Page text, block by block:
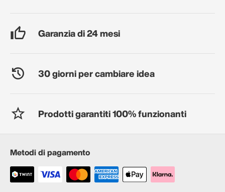
Garanzia di 24 mesi
30 giorni per cambiare idea
Prodotti garantiti 100% funzionanti
Metodi di pagamento